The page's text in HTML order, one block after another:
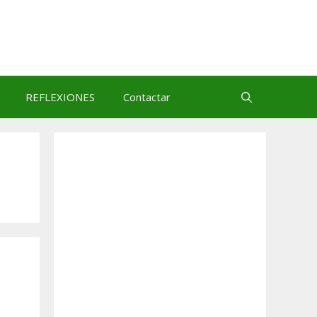
REFLEXIONES Contactar